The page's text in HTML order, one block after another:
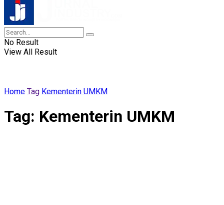
No Result
View All Result
Home Tag Kementerin UMKM
Tag: Kementerin UMKM